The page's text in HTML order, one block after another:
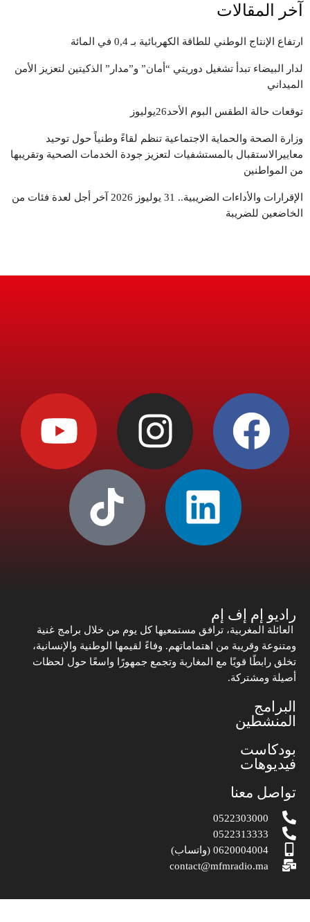
آخر المقالات
ارتفاع الإنتاج الوطني للطاقة الكهربائية بـ 0,4 في المائة
لدار البيضاء تبدأ تشغيل دوريتي “أمان” و”مدار” الذكيتين لتعزيز الأمن
الميداني
توقعات حالة الطقس البوم الأحد26يوليوز
وزارة الصحة والحماية الاجتماعية تنظم لقاءً وطنياً حول توحيد
معاييرالاستقبال بالمستشفيات لتعزيز جودة الخدمات الصحية وتقريبها
من المواطنين
الإقرارات والأداءات الضريبية.. 31 يوليوز 2026 آخر أجل لعدة فئات من
الخاضعين للضريبة
راديو إم إف إم
العائلة المغربية، ترافق مستمعيها كل يوم من خلال برامج غنية
ومتنوعة وقريبة من اهتماماتهم. وفاءً لقيمها الوطنية والإنسانية،
تخلق رابطًا قويًا مع المغاربة وتجمع جمهورًا واسعًا حول لحظات
أصيلة ومشتركة.
البرامج
المنشطين
بودكاست
فيديوهات
تواصل معنا
0522303000
0522313333
0620004004 (واتساب)
contact@mfmradio.ma